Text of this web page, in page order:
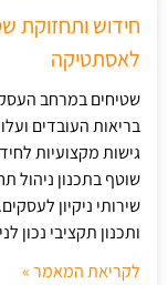
חידוש ותחזוקת
לאסתטיקה
שטיחים במרחב
בריאות העובדים
גישות מקצועיות
שוטף בתכנון ניהול
שירותי ניקיון
ותכנון תקציבי נכון
לקריאת המאמר »